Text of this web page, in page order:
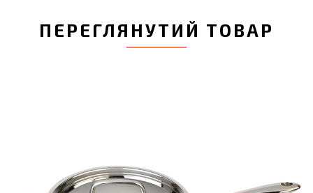
ПЕРЕГЛЯНУТИЙ ТОВАР